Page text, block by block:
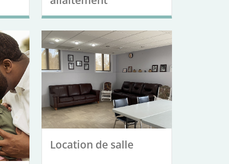
Location de salle